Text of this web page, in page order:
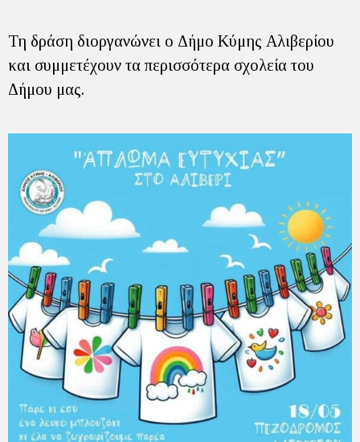
Τη δράση διοργανώνει ο Δήμο Κύμης Αλιβερίου
και συμμετέχουν τα περισσότερα σχολεία του
Δήμου μας.